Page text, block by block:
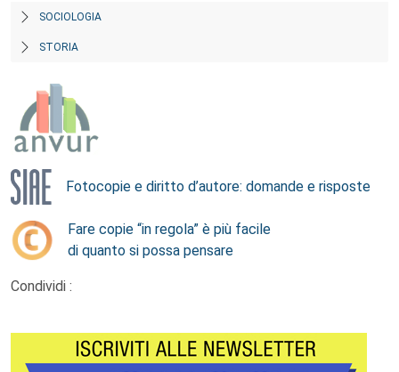
SOCIOLOGIA
STORIA
Fotocopie e diritto d’autore: domande e risposte
Fare copie “in regola” è più facile
di quanto si possa pensare
Condividi :